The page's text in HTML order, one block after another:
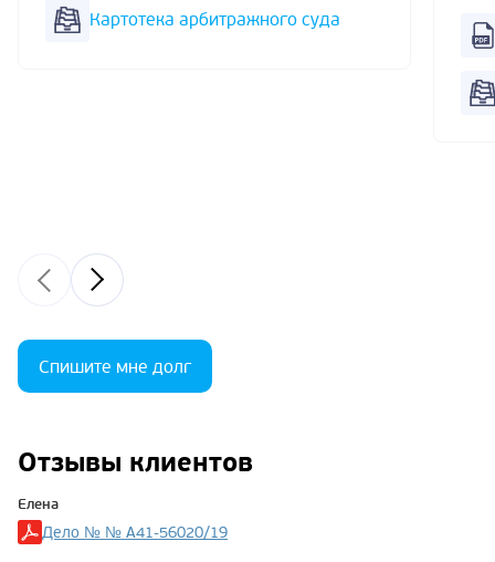
Картотека арбитражного суда
Спишите мне долг
Отзывы клиентов
Елена
Дело № № А41-56020/19